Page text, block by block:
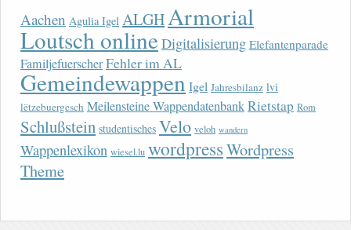
Aachen Agulia Igel ALGHArmorial
Loutsch onlineDigitalisierung Elefantenparade
FamiljefuerscherFehler im AL
Gemeindewappen Igel Jahresbilanz lvi
lëtzebuergesch Meilensteine WappendatenbankRietstap Rom
Schlußstein studentisches Velo veloh wandern
Wappenlexikon wiesel.lu wordpressWordpress
Theme